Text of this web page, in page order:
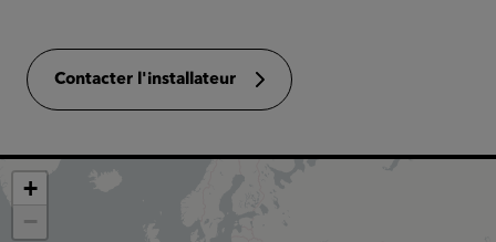
Contacter l'installateur
+
−